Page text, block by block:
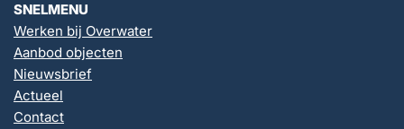
SNELMENU
Werken bij Overwater
Aanbod objecten
Nieuwsbrief
Actueel
Contact